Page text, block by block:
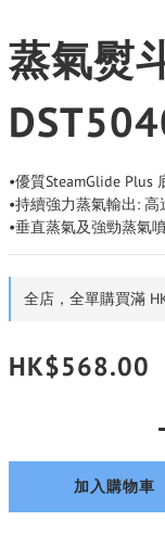
蒸氣熨
•優質SteamGlide Plus
•持續強力蒸氣輸出:
•垂直蒸氣及強勁蒸氣
全店，全單購買滿
HK$568.00
加入購物車